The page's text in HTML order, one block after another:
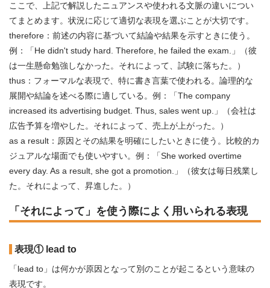
ここで、上記で解説したニュアンスや使われる文脈の違いについ
てまとめます。状況に応じて適切な表現を選ぶことが大切です。
therefore：前述の内容に基づいて結論や結果を示すときに使う。
例：「He didn't study hard. Therefore, he failed the exam.」（彼
は一生懸命勉強しなかった。それによって、試験に落ちた。）
thus：フォーマルな表現で、特に書き言葉で使われる。論理的な
展開や結論を述べる際に適している。例：「The company
increased its advertising budget. Thus, sales went up.」（会社は
広告予算を増やした。それによって、売上が上がった。）
as a result：原因とその結果を明確にしたいときに使う。比較的カ
ジュアルな場面でも使いやすい。例：「She worked overtime
every day. As a result, she got a promotion.」（彼女は毎日残業し
た。それによって、昇進した。）
「それによって」を使う際によく用いられる表現
表現① lead to
「lead to」は何かが原因となって別のことが起こるという意味の
表現です。